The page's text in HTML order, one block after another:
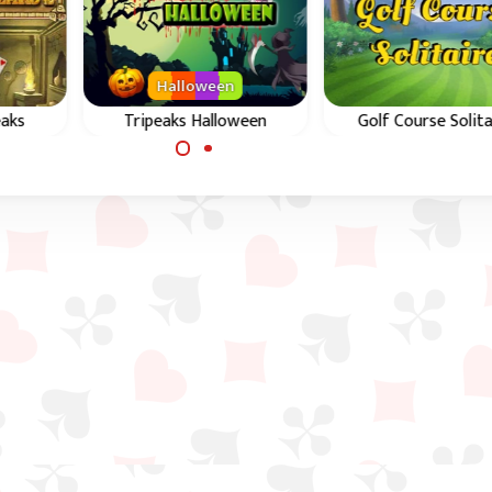
Tripeaks Halloween
Halloween
met een Halloween
Golf Course
Solitaire spel en